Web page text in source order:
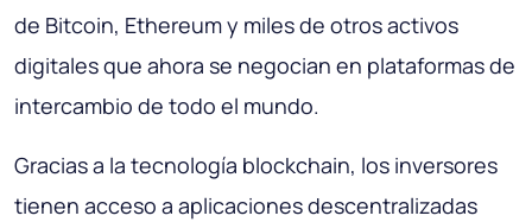
de Bitcoin, Ethereum y miles de otros activos
digitales que ahora se negocian en plataformas de
intercambio de todo el mundo.
Gracias a la tecnología blockchain, los inversores
tienen acceso a aplicaciones descentralizadas